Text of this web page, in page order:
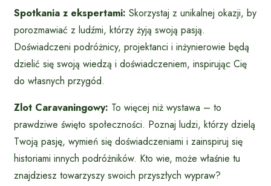
Spotkania z ekspertami: Skorzystaj z unikalnej okazji, by
porozmawiać z ludźmi, którzy żyją swoją pasją.
Doświadczeni podróżnicy, projektanci i inżynierowie będą
dzielić się swoją wiedzą i doświadczeniem, inspirując Cię
do własnych przygód.
Zlot Caravaningowy: To więcej niż wystawa – to
prawdziwe święto społeczności. Poznaj ludzi, którzy dzielą
Twoją pasję, wymień się doświadczeniami i zainspiruj się
historiami innych podróżników. Kto wie, może właśnie tu
znajdziesz towarzyszy swoich przyszłych wypraw?